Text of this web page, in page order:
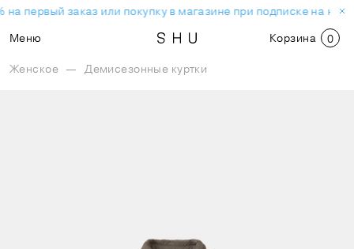
на первый заказ или покупку в магазине при подписке на
Меню
Корзина 0
Женское — Демисезонные куртки